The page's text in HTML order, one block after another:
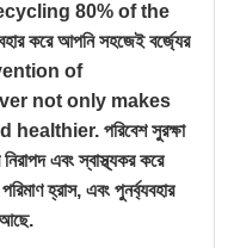
80% of the
করে আপনি সহজেই বর্জ্যের
of
not only makes
পরিবেশ সুরক্ষা
এবং স্বাস্থ্যকর করে
হ্রাস, এবং পুনর্ব্যবহার
আছে.